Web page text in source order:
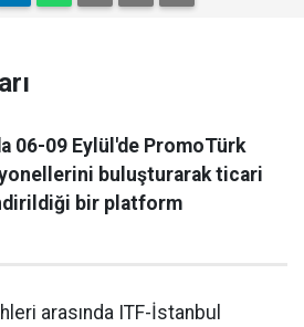
06-09 Eylül'de PromoTürk
buluşturarak ticari
bir platform
arasında ITF-İstanbul